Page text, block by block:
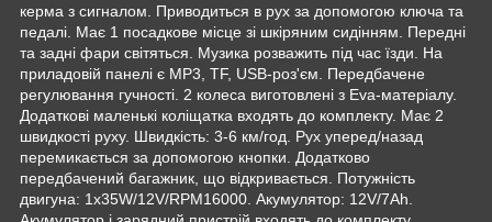
керма з сигналом. Приводиться в рух за допомогою ключа та
педалі. Має 1 посадкове місце зі шкіряним сидінням. Передні
та задні фари світяться. Музика розважить під час їзди. На
приладовій панелі є MP3, TF, USB-роз'єм. Передбачене
регулювання гучності. 2 колеса виготовлені з Eva-матеріалу.
Додаткові маленькі коліщатка входять до комплекту. Має 2
швидкості руху. Швидкість: 3-6 км/год. Рух уперед/назад
перемикається за допомогою кнопки. Додатково
передбачений багажник, що відкривається. Потужність
двигуна: 1х35W/12V/RPM16000. Акумулятор: 12V/7Ah.